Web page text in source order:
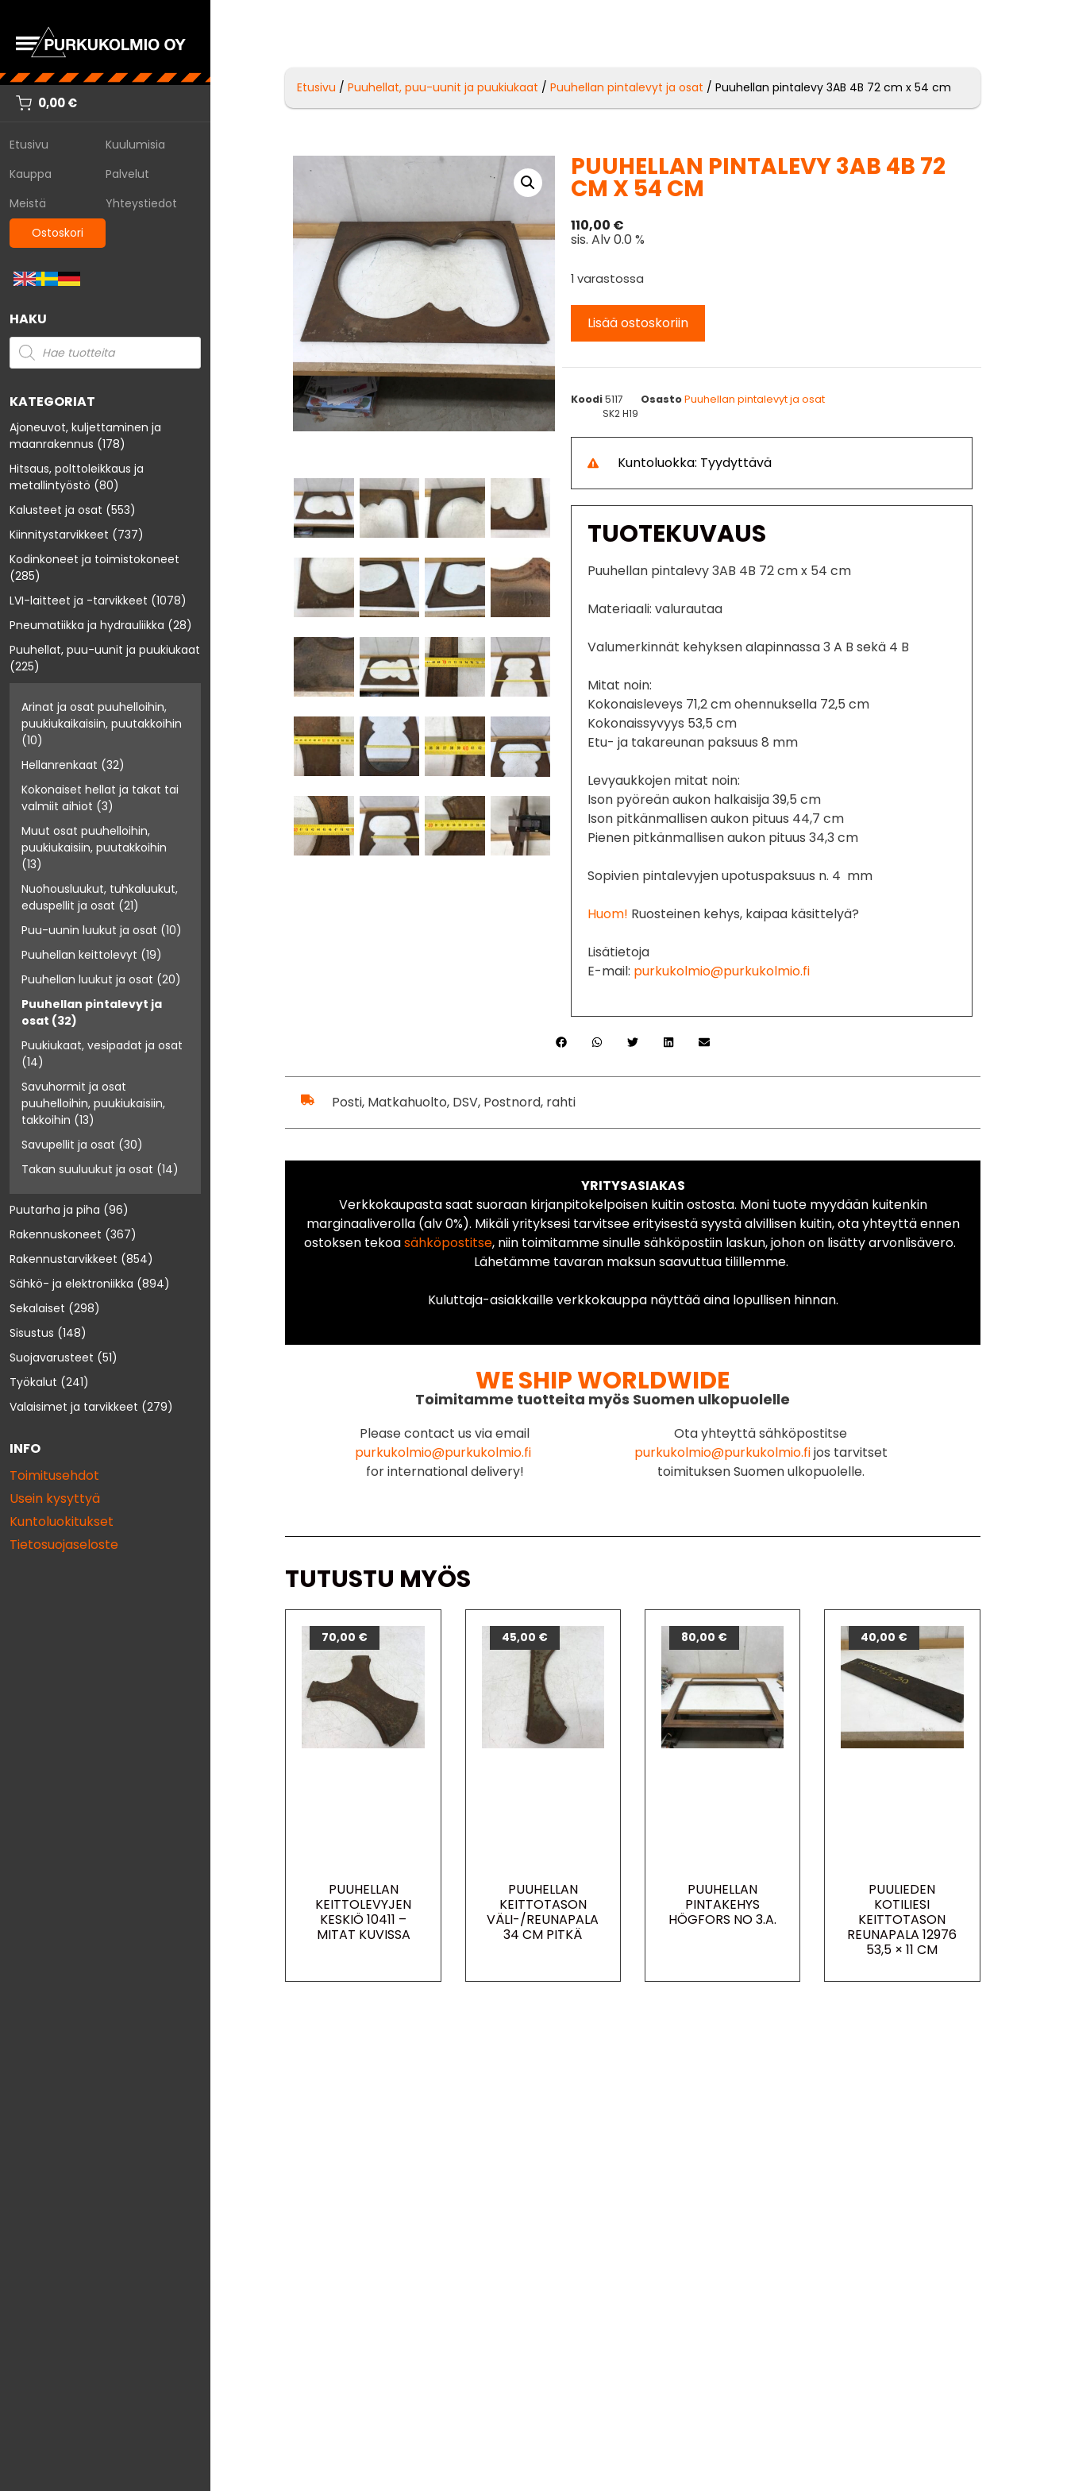
0,00€
Etusivu
Kuulumisia
Kauppa
Palvelut
Meistä
Yhteystiedot
Ostoskori
HAKU
KATEGORIAT
Ajoneuvot, kuljettaminen ja
maanrakennus (178)
Hitsaus, polttoleikkaus ja
metallintyöstö (80)
Kalusteet ja osat (553)
Kiinnitystarvikkeet (737)
Kodinkoneet ja toimistokoneet
(285)
LVI-laitteet ja -tarvikkeet (1078)
Pneumatiikka ja hydrauliikka (28)
Puuhellat, puu-uunit ja puukiukaat
(225)
Arinat ja osat puuhelloihin,
puukiukaikaisiin, puutakkoihin
(10)
Hellanrenkaat (32)
Kokonaiset hellat ja takat tai
valmiit aihiot (3)
Muut osat puuhelloihin,
puukiukaisiin, puutakkoihin
(13)
Nuohousluukut, tuhkaluukut,
eduspellit ja osat (21)
Puu-uunin luukut ja osat (10)
Puuhellan keittolevyt (19)
Puuhellan luukut ja osat (20)
Puuhellan pintalevyt ja
osat (32)
Puukiukaat, vesipadat ja osat
(14)
Savuhormit ja osat
puuhelloihin, puukiukaisiin,
takkoihin (13)
Savupellit ja osat (30)
Takan suuluukut ja osat (14)
Puutarha ja piha (96)
Rakennuskoneet (367)
Rakennustarvikkeet (854)
Sähkö- ja elektroniikka (894)
Sekalaiset (298)
Sisustus (148)
Suojavarusteet (51)
Työkalut (241)
Valaisimet ja tarvikkeet (279)
INFO
Toimitusehdot
Usein kysyttyä
Kuntoluokitukset
Tietosuojaseloste
Etusivu /Puuhellat, puu-uunit ja puukiukaat /Puuhellan pintalevyt ja osat / Puuhellan pintalevy 3AB 4B 72 cm x 54 cm
PUUHELLAN PINTALEVY 3AB 4B 72
CM X 54 CM
110,00 €
sis. Alv 0.0 %
1 varastossa
Lisää ostoskoriin
Koodi5117 Osasto Puuhellan pintalevyt ja osat
SK2 H19
Kuntoluokka: Tyydyttävä
TUOTEKUVAUS
Puuhellan pintalevy 3AB 4B 72 cm x 54 cm
Materiaali: valurautaa
Valumerkinnät kehyksen alapinnassa 3 A B sekä 4 B
Mitat noin:
Kokonaisleveys 71,2 cm ohennuksella 72,5 cm
Kokonaissyvyys 53,5 cm
Etu- ja takareunan paksuus 8 mm
Levyaukkojen mitat noin:
Ison pyöreän aukon halkaisija 39,5 cm
Ison pitkänmallisen aukon pituus 44,7 cm
Pienen pitkänmallisen aukon pituus 34,3 cm
Sopivien pintalevyjen upotuspaksuus n. 4 mm
Huom! Ruosteinen kehys, kaipaa käsittelyä?
Lisätietoja
E-mail: purkukolmio@purkukolmio.fi
Posti, Matkahuolto, DSV, Postnord, rahti
YRITYSASIAKAS
Verkkokaupasta saat suoraan kirjanpitokelpoisen kuitin ostosta. Moni tuote myydään kuitenkin
marginaaliverolla (alv 0%). Mikäli yrityksesi tarvitsee erityisestä syystä alvillisen kuitin, ota yhteyttä ennen
ostoksen tekoasähköpostitse, niin toimitamme sinulle sähköpostiin laskun, johon on lisätty arvonlisävero.
Lähetämme tavaran maksun saavuttua tilillemme.
Kuluttaja-asiakkaille verkkokauppa näyttää aina lopullisen hinnan.
WE SHIP WORLDWIDE
Toimitamme tuotteita myös Suomen ulkopuolelle
Please contact us via email
purkukolmio@purkukolmio.fi
for international delivery!
Ota yhteyttä sähköpostitse
purkukolmio@purkukolmio.fijos tarvitset
toimituksen Suomen ulkopuolelle.
TUTUSTU MYÖS
PUUHELLAN
KEITTOLEVYJEN
KESKIÖ 10411 –
MITAT KUVISSA
70,00 €
PUUHELLAN
KEITTOTASON
VÄLI-/REUNAPALA
34 CM PITKÄ
45,00 €
PUUHELLAN
PINTAKEHYS
HÖGFORS NO 3.A.
80,00 €
PUULIEDEN
KOTILIESI
KEITTOTASON
REUNAPALA 12976
53,5 × 11 CM
40,00 €